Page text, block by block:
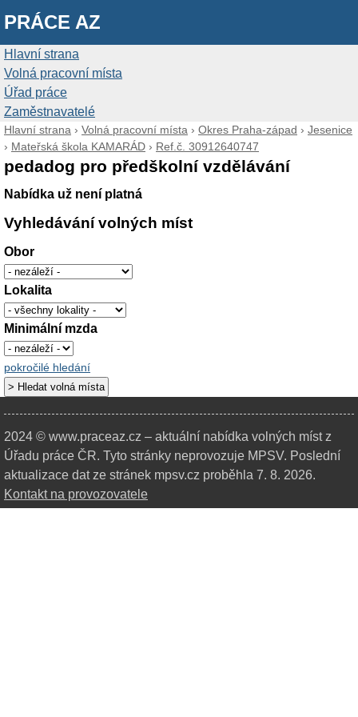
PRÁCE AZ
Hlavní strana
Volná pracovní místa
Úřad práce
Zaměstnavatelé
Hlavní strana › Volná pracovní místa › Okres Praha-západ › Jesenice
› Mateřská škola KAMARÁD › Ref.č. 30912640747
pedadog pro předškolní vzdělávání
Nabídka už není platná
Vyhledávání volných míst
Obor
Lokalita
Minimální mzda
pokročilé hledání
2024 © www.praceaz.cz – aktuální nabídka volných míst z
Úřadu práce ČR. Tyto stránky neprovozuje MPSV. Poslední
aktualizace dat ze stránek mpsv.cz proběhla 7. 8. 2026.
Kontakt na provozovatele